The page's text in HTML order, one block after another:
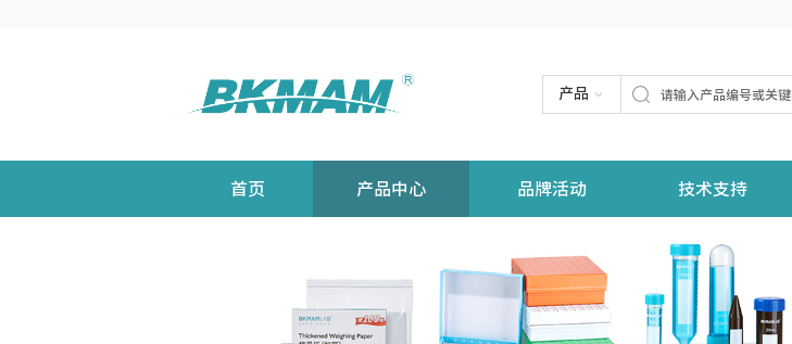
产品
首页 产品中心 品牌活动 技术支持